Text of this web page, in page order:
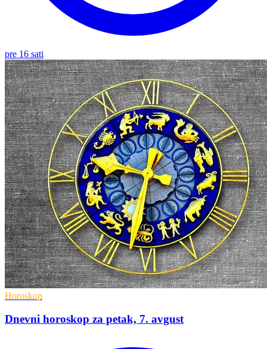
pre 16 sati
Horoskop
Dnevni horoskop za petak, 7. avgust